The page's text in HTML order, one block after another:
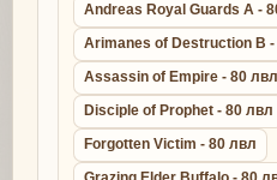
Andreas Royal Guards A -
Arimanes of Destruction B -
Assassin of Empire - 80 лвл
Disciple of Prophet - 80 лвл
Forgotten Victim - 80 лвл